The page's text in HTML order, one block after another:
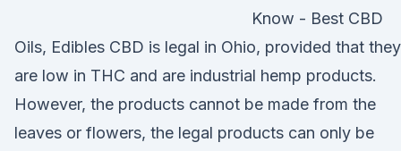
Know - Best CBD
Oils, Edibles CBD is legal in Ohio, provided that they
are low in THC and are industrial hemp products.
However, the products cannot be made from the
leaves or flowers, the legal products can only be